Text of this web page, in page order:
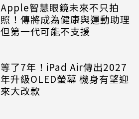
Apple智慧眼鏡未來不只拍
照！傳將成為健康與運動助理
但第一代可能不支援
等了7年！iPad Air傳出2027
年升級OLED螢幕 機身有望迎
來大改款